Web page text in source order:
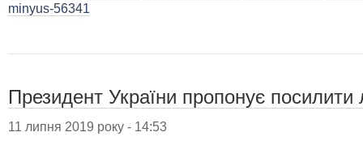
minyus-56341
Президент України пропонує посилити
11 липня 2019 року - 14:53